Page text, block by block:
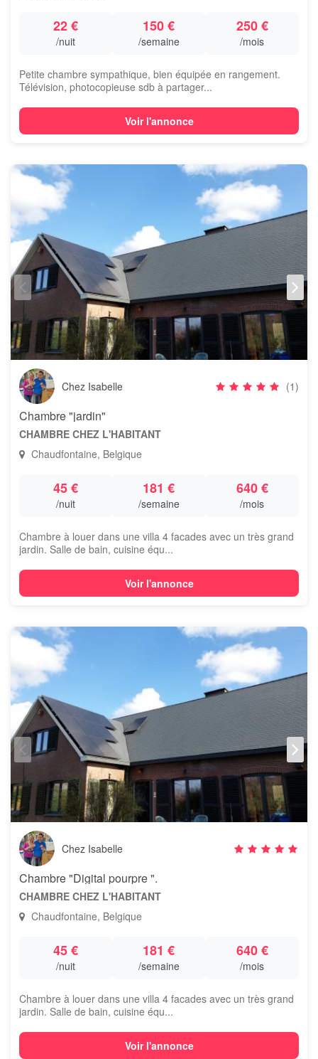
22 €
/nuit
150 €
/semaine
250 €
/mois
Petite chambre sympathique, bien équipée en rangement.
Télévision, photocopieuse sdb à partager...
Voir l'annonce
Chez Isabelle (1)
Chambre "jardin"
CHAMBRE CHEZ L'HABITANT
Chaudfontaine, Belgique
45 €
/nuit
181 €
/semaine
640 €
/mois
Chambre à louer dans une villa 4 facades avec un très grand
jardin. Salle de bain, cuisine équ...
Voir l'annonce
Chez Isabelle
Chambre "Digital pourpre ".
CHAMBRE CHEZ L'HABITANT
Chaudfontaine, Belgique
45 €
/nuit
181 €
/semaine
640 €
/mois
Chambre à louer dans une villa 4 facades avec un très grand
jardin. Salle de bain, cuisine équ...
Voir l'annonce